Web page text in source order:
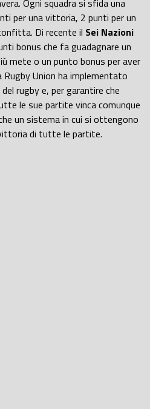
Ogni squadra si sfida una
per una vittoria, 2 punti per un
Di recente il Sei Nazioni
bonus che fa guadagnare un
mete o un punto bonus per aver
Union ha implementato
rugby e, per garantire che
le sue partite vinca comunque
un sistema in cui si ottengono
di tutte le partite.